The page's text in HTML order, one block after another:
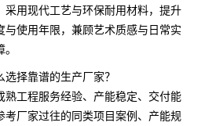
采用现代工艺与环保耐用材料，提升
使用年限，兼顾艺术质感与日常实
择靠谱的生产厂家？
熟工程服务经验、产能稳定、交付能
考厂家过往的同类项目案例、产能规